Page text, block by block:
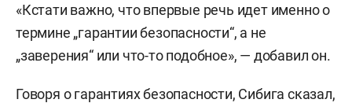
«Кстати важно, что впервые речь идет именно о
термине „гарантии безопасности“, а не
„заверения“ или что-то подобное», — добавил он.
Говоря о гарантиях безопасности, Сибига сказал,